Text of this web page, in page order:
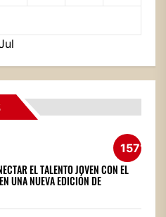
1571
EL TALENTO JOVEN CON EL
UNA NUEVA EDICIÓN DE